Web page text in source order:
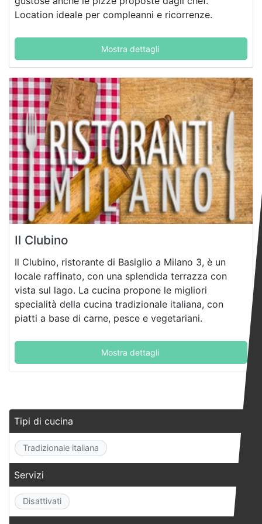
Location ideale per compleanni e ricorrenze.
Mostra dettagli
Il Clubino
Il Clubino, ristorante di Basiglio a Milano 3, è un
locale raffinato, con una splendida terrazza con
vista sul lago. La cucina propone le migliori
specialità della cucina tradizionale italiana, con
piatti a base di carne, pesce e vegetariani.
Mostra dettagli
Tipi di cucina
Tradizionale italiana
Servizi
Disattivati